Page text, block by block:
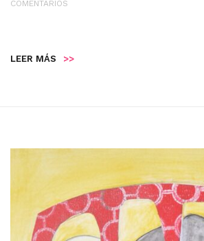
COMENTARIOS
LEER MÁS >>